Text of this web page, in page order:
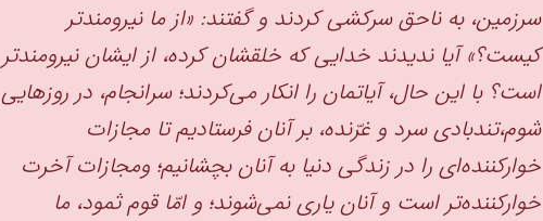
سرزمین، به ناحق سرکشی کردند و گفتند: «از ما نیرومندتر
کیست؟» آیا ندیدند خدایی که خلقشان کرده، از ایشان نیرومندتر
است؟ با این حال، آیاتمان را انکار می‌کردند؛ سرانجام، در روزهایی
شوم،تندبادی سرد و غرّنده، بر آنان فرستادیم تا مجازات
خوارکننده‌ای را در زندگی دنیا به آنان بچشانیم؛ ومجازات آخرت
خوارکننده‌تر است و آنان یاری نمی‌شوند؛ و امّا قوم ثمود، ما